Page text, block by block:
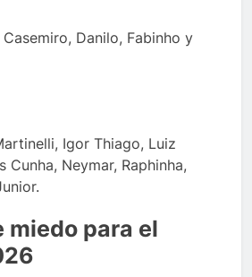
Danilo, Fabinho y
Igor Thiago, Luiz
Cunha, Neymar, Raphinha,
miedo para el